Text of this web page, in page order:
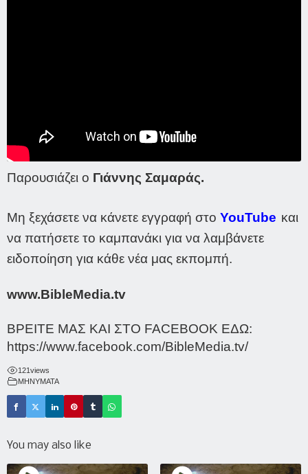
Παρουσιάζει ο Γιάννης Σαμαράς.
Μη ξεχάσετε να κάνετε εγγραφή στο YouTube και
να πατήσετε το καμπανάκι για να λαμβάνετε
ειδοποίηση για κάθε νέα μας εκπομπή.
www.BibleMedia.tv
ΒΡΕΙΤΕ ΜΑΣ ΚΑΙ ΣΤΟ FACEBOOK ΕΔΩ:
https://www.facebook.com/BibleMedia.tv/
121views
ΜΗΝΥΜΑΤΑ
You may also like